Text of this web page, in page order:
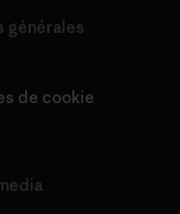
générales
de cookie